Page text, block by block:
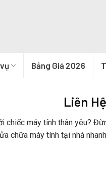
Bảng Giá 2026
Liên
chiếc máy tính thân yêu?
chữa máy tính tại nhà